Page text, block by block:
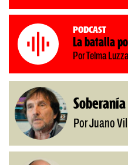
Podcast
La batalla
Por Telma
Por Juano